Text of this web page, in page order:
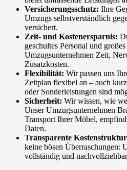
Versicherungsschutz: Ihre
Umzugs selbstverständlich
versichert.
Zeit- und Kostenersparnis:
geschultes Personal und
Umzugsunternehmen Zeit,
Zusatzkosten.
Flexibilität: Wir passen uns
Zeitplan flexibel an – auch
oder Sonderleistungen sind
Sicherheit: Wir wissen, wie
Unser Umzugsunternehmen
Transport Ihrer Möbel,
Daten.
Transparente
keine bösen Überraschungen:
vollständig und